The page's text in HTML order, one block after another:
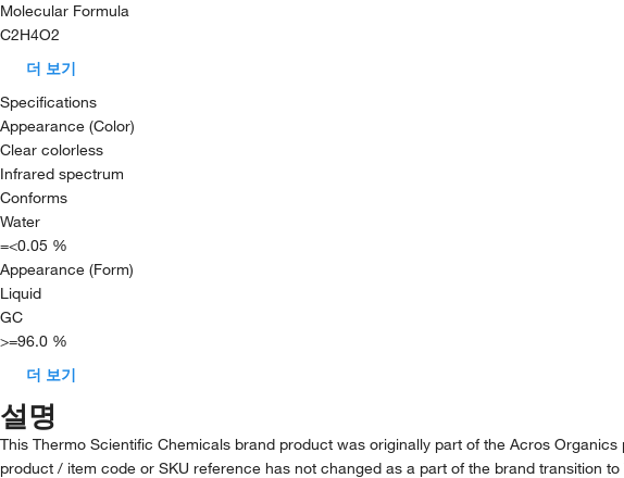
Molecular Formula
C2H4O2
더 보기
Specifications
Appearance (Color)
Clear colorless
Infrared spectrum
Conforms
Water
=<0.05 %
Appearance (Form)
Liquid
GC
>=96.0 %
더 보기
설명
This Thermo Scientific Chemicals brand product was originally part of the Acros
product / item code or SKU reference has not changed as a part of the brand transition